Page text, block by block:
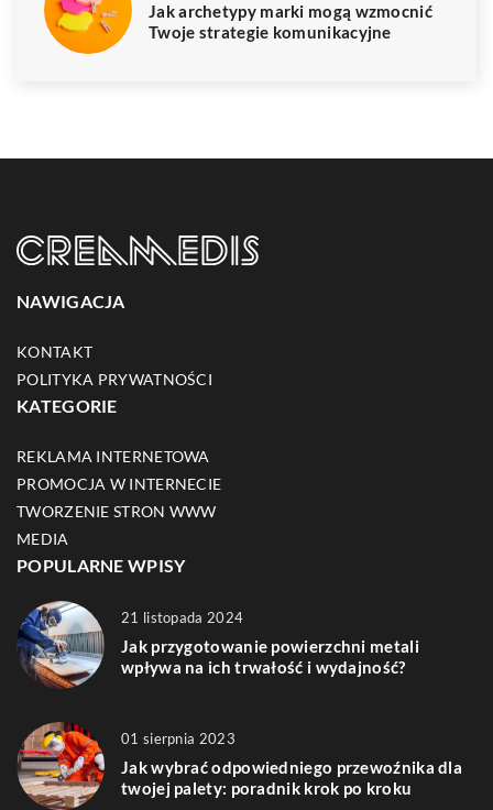
Jak archetypy marki mogą wzmocnić
Twoje strategie komunikacyjne
NAWIGACJA
KONTAKT
POLITYKA PRYWATNOŚCI
KATEGORIE
REKLAMA INTERNETOWA
PROMOCJA W INTERNECIE
TWORZENIE STRON WWW
MEDIA
POPULARNE WPISY
21 listopada 2024
Jak przygotowanie powierzchni metali
wpływa na ich trwałość i wydajność?
01 sierpnia 2023
Jak wybrać odpowiedniego przewoźnika dla
twojej palety: poradnik krok po kroku